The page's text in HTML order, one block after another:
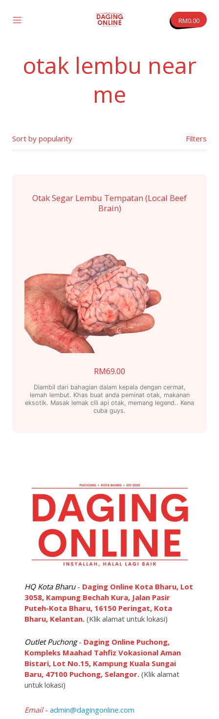
content
RM0.00
otak lembu near
me
Filters
Otak Segar Lembu Tempatan (Local Beef
Brain)
RM69.00
Diambil dari bahagian dalam kepala dengan cermat,
lemah lembut. Khas buat anda peminat otak, makanan
eksotik. Masak lemak cili api otak, memang legend.. Kena
cuba guys.
HQ Kota Bharu- Daging Online Kota Bharu, Lot
3058, Kampung Bechah Kura, Jalan Pasir
Puteh-Kota Bharu, 16150 Peringat, Kota
Bharu, Kelantan.(Klik alamat untuk lokasi)
Outlet Puchong- Daging Online Puchong,
Kompleks Maahad Tahfiz Vokasional Aman
Bistari, Lot No.15, Kampung Kuala Sungai
Baru, 47100 Puchong, Selangor.(Klik alamat
untuk lokasi)
Email- admin@dagingonline.com